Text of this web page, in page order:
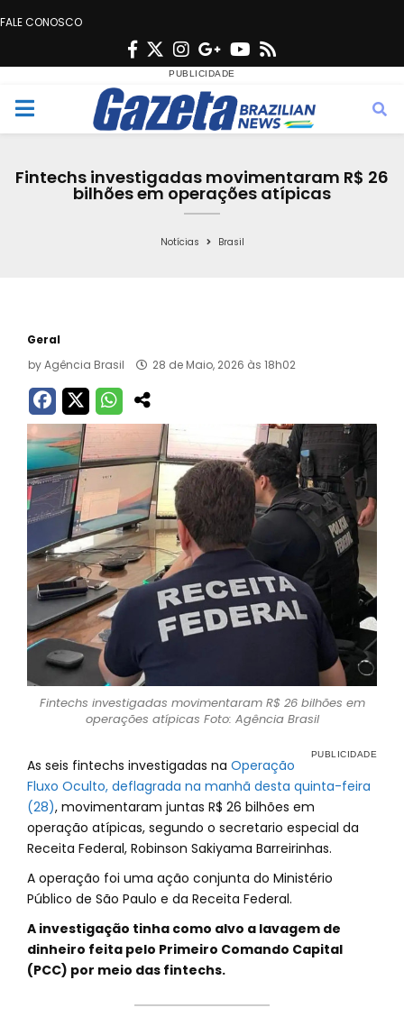
FALE CONOSCO
F
c
e
o
T
w
i
t
e
n
s
t
g
r
a
G
o
o
g
e
Y
u
t
b
s
M
Fintechs investigadas movimentaram R$ 26
bilhões em operações atípicas
Notícias Brasil
Geral
byAgência Brasil 28 de Maio, 2026 às 18h02
Fintechs investigadas movimentaram R$ 26 bilhões em
operações atípicas Foto: Agência Brasil
As seis fintechs investigadas na Operação
Fluxo Oculto, deflagrada na manhã desta quinta-feira
(28), movimentaram juntas R$ 26 bilhões em
operação atípicas, segundo o secretario especial da
Receita Federal, Robinson Sakiyama Barreirinhas.
A operação foi uma ação conjunta do Ministério
Público de São Paulo e da Receita Federal.
A investigação tinha como alvo a lavagem de
dinheiro feita pelo Primeiro Comando Capital
(PCC) por meio das fintechs.